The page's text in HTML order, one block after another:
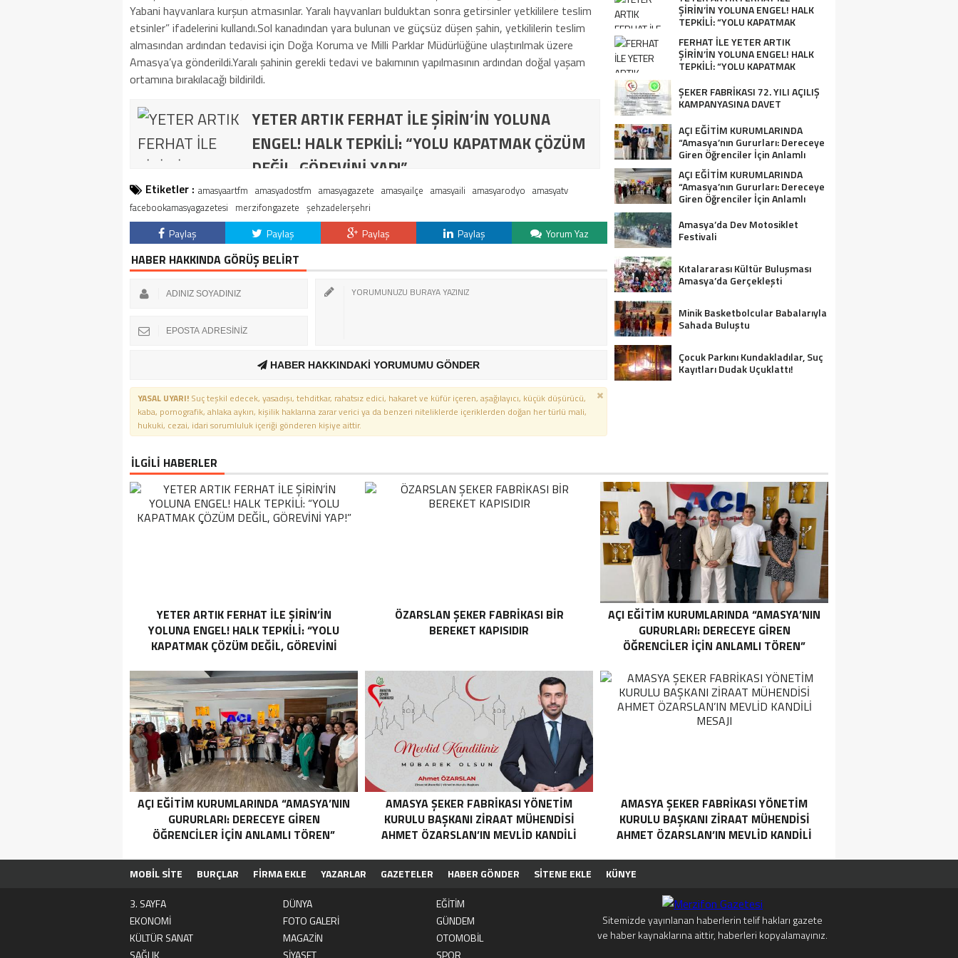
Yabani hayvanlara kurşun atmasınlar. Yaralı hayvanları bulduktan sonra getirsinler yetkililere teslim
etsinler” ifadelerini kullandı.Sol kanadından yara bulunan ve güçsüz düşen şahin, yetkililerin teslim
almasından ardından tedavisi için Doğa Koruma ve Milli Parklar Müdürlüğüne ulaştırılmak üzere
Amasya’ya gönderildi.Yaralı şahinin gerekli tedavi ve bakımının yapılmasının ardından doğal yaşam
ortamına bırakılacağı bildirildi.
YETER ARTIK FERHAT İLE ŞİRİN’İN YOLUNA
ENGEL! HALK TEPKİLİ: “YOLU KAPATMAK ÇÖZÜM
DEĞİL, GÖREVİNİ YAP!”
Etiketler : amasyaartfm amasyadostfm amasyagazete amasyailçe amasyaili amasyarodyo amasyatv
facebookamasyagazetesi merzifongazete şehzadelerşehri
Paylaş Paylaş Paylaş Paylaş Yorum Yaz
HABER HAKKINDA GÖRÜŞ BELİRT
HABER HAKKINDAKİ YORUMUMU GÖNDER
YASAL UYARI! Suç teşkil edecek, yasadışı, tehditkar, rahatsız edici, hakaret ve küfür içeren, aşağılayıcı, küçük düşürücü,
kaba, pornografik, ahlaka aykırı, kişilik haklarına zarar verici ya da benzeri niteliklerde içeriklerden doğan her türlü mali,
hukuki, cezai, idari sorumluluk içeriği gönderen kişiye aittir.
ŞİRİN’İN YOLUNA ENGEL! HALK
TEPKİLİ: “YOLU KAPATMAK
ÇÖZÜM DEĞİL, GÖREVİNİ YAP!”
FERHAT İLE YETER ARTIK
ŞİRİN’İN YOLUNA ENGEL! HALK
TEPKİLİ: “YOLU KAPATMAK
ŞEKER FABRİKASI 72. YILI AÇILIŞ
KAMPANYASINA DAVET
AÇI EĞİTİM KURUMLARINDA
“Amasya’nın Gururları: Dereceye
Giren Öğrenciler İçin Anlamlı
Tören”
AÇI EĞİTİM KURUMLARINDA
“Amasya’nın Gururları: Dereceye
Giren Öğrenciler İçin Anlamlı
Amasya’da Dev Motosiklet
Festivali
Kıtalararası Kültür Buluşması
Amasya’da Gerçekleşti
Minik Basketbolcular Babalarıyla
Sahada Buluştu
Çocuk Parkını Kundakladılar, Suç
Kayıtları Dudak Uçuklattı!
İLGİLİ HABERLER
YETER ARTIK FERHAT İLE ŞİRİN’İN
YOLUNA ENGEL! HALK TEPKİLİ: “YOLU
KAPATMAK ÇÖZÜM DEĞİL, GÖREVİNİ
ÖZARSLAN ŞEKER FABRİKASI BİR
BEREKET KAPISIDIR
AÇI EĞİTİM KURUMLARINDA “AMASYA’NIN
GURURLARI: DERECEYE GIREN
ÖĞRENCILER İÇIN ANLAMLI TÖREN”
AÇI EĞİTİM KURUMLARINDA “AMASYA’NIN
GURURLARI: DERECEYE GIREN
ÖĞRENCILER İÇIN ANLAMLI TÖREN”
AMASYA ŞEKER FABRIKASI YÖNETIM
KURULU BAŞKANI ZIRAAT MÜHENDISI
AHMET ÖZARSLAN’IN MEVLID KANDILI
AMASYA ŞEKER FABRIKASI YÖNETIM
KURULU BAŞKANI ZIRAAT MÜHENDISI
AHMET ÖZARSLAN’IN MEVLID KANDILI
MOBİL SİTE BURÇLAR FİRMA EKLE YAZARLAR GAZETELER HABER GÖNDER SİTENE EKLE
KÜNYE
3. SAYFA
DÜNYA
EĞİTİM
EKONOMİ
FOTO GALERİ
GÜNDEM
KÜLTÜR SANAT
MAGAZİN
OTOMOBİL
SAĞLIK
SİYASET SPOR
Sitemizde yayınlanan haberlerin telif hakları gazete
ve haber kaynaklarına aittir, haberleri kopyalamayınız.